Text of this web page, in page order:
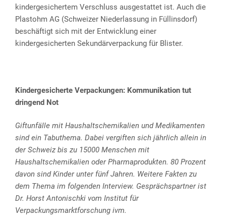
kindergesichertem Verschluss ausgestattet ist. Auch die
Plastohm AG (Schweizer Niederlassung in Füllinsdorf)
beschäftigt sich mit der Entwicklung einer
kindergesicherten Sekundärverpackung für Blister.
Kindergesicherte Verpackungen: Kommunikation tut
dringend Not
Giftunfälle mit Haushaltschemikalien und Medikamenten
sind ein Tabuthema. Dabei vergiften sich jährlich allein in
der Schweiz bis zu 15000 Menschen mit
Haushaltschemikalien oder Pharmaprodukten. 80 Prozent
davon sind Kinder unter fünf Jahren. Weitere Fakten zu
dem Thema im folgenden Interview. Gesprächspartner ist
Dr. Horst Antonischki vom Institut für
Verpackungsmarktforschung ivm.